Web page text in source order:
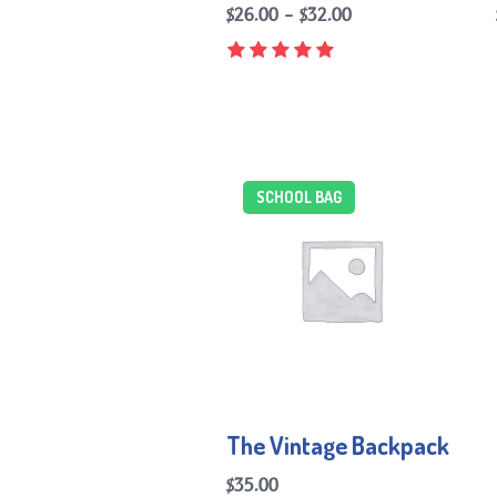
$26.00– $32.00
SCHOOL BAG
The Vintage Backpack
$35.00